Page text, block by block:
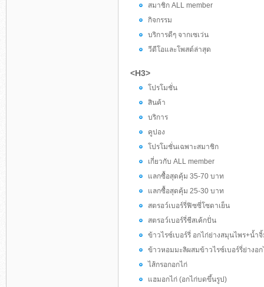
สมาชิก ALL member
กิจกรรม
บริการดีๆ จากเซเว่น
วีดีโอและโพสต์ล่าสุด
<H3>
โปรโมชั่น
สินค้า
บริการ
คูปอง
โปรโมชั่นเฉพาะสมาชิก
เกี่ยวกับ ALL member
แลกซื้อสุดคุ้ม 35-70 บาท
แลกซื้อสุดคุ้ม 25-30 บาท
สตรอว์เบอร์รี่ฟิซซี่โซดาเย็น
สตรอว์เบอร์รี่ชีสเค้กปั่น
ข้าวไรซ์เบอร์รี่ อกไก่ย่างสมุนไพร+น้ำ
ข้าวหอมมะลิผสมข้าวไรซ์เบอร์รี่ย่างอก
ไส้กรอกอกไก่
แฮมอกไก่ (อกไก่บดขึ้นรูป)